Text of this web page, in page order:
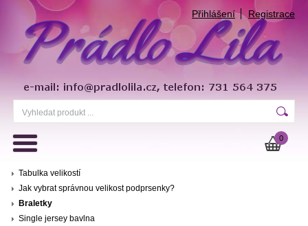
Přihlášení Registrace
0
Tabulka velikostí
Jak vybrat správnou velikost podprsenky?
Braletky
Single jersey bavlna